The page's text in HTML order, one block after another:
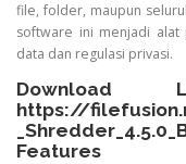
file, folder, maupun
software ini menjadi alat
data dan regulasi privasi.
https://
Features